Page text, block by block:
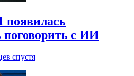
появилась
поговорить с ИИ
спустя